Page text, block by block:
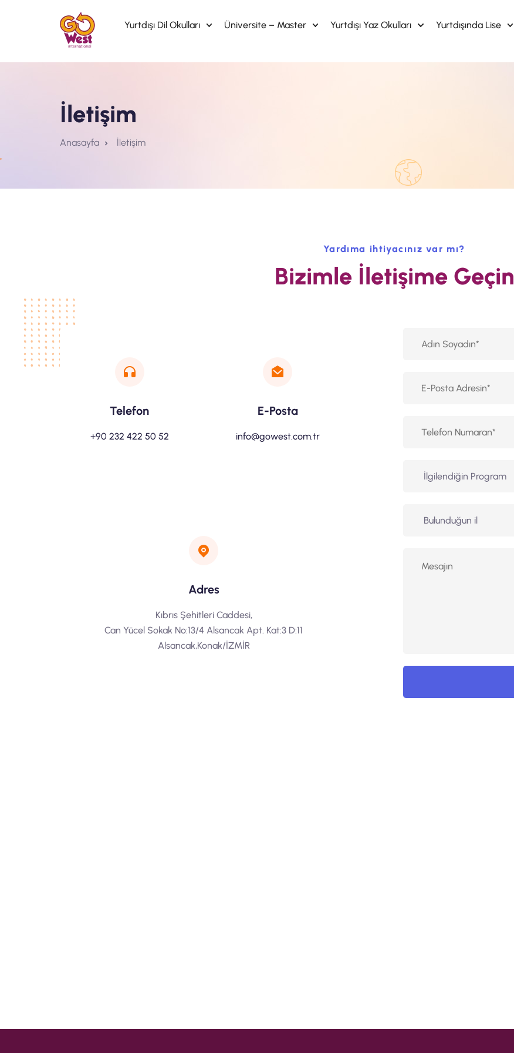
Yurtdışı Dil Okulları Üniversite – Master Yurtdışı Yaz Okulları Yurtdışında Lise
İletişim
Anasayfa İletişim
Yardıma ihtiyacınız var mı?
Bizimle İletişime Geçin
Telefon
+90 232 422 50 52
E-Posta
info@gowest.com.tr
Adres
Kıbrıs Şehitleri Caddesi,
Can Yücel Sokak No:13/4 Alsancak Apt. Kat:3 D:11
Alsancak,Konak/İZMİR